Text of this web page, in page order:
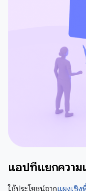
แอปที่แยกความ
ใช้ประโยชน์จากแผงเชิ